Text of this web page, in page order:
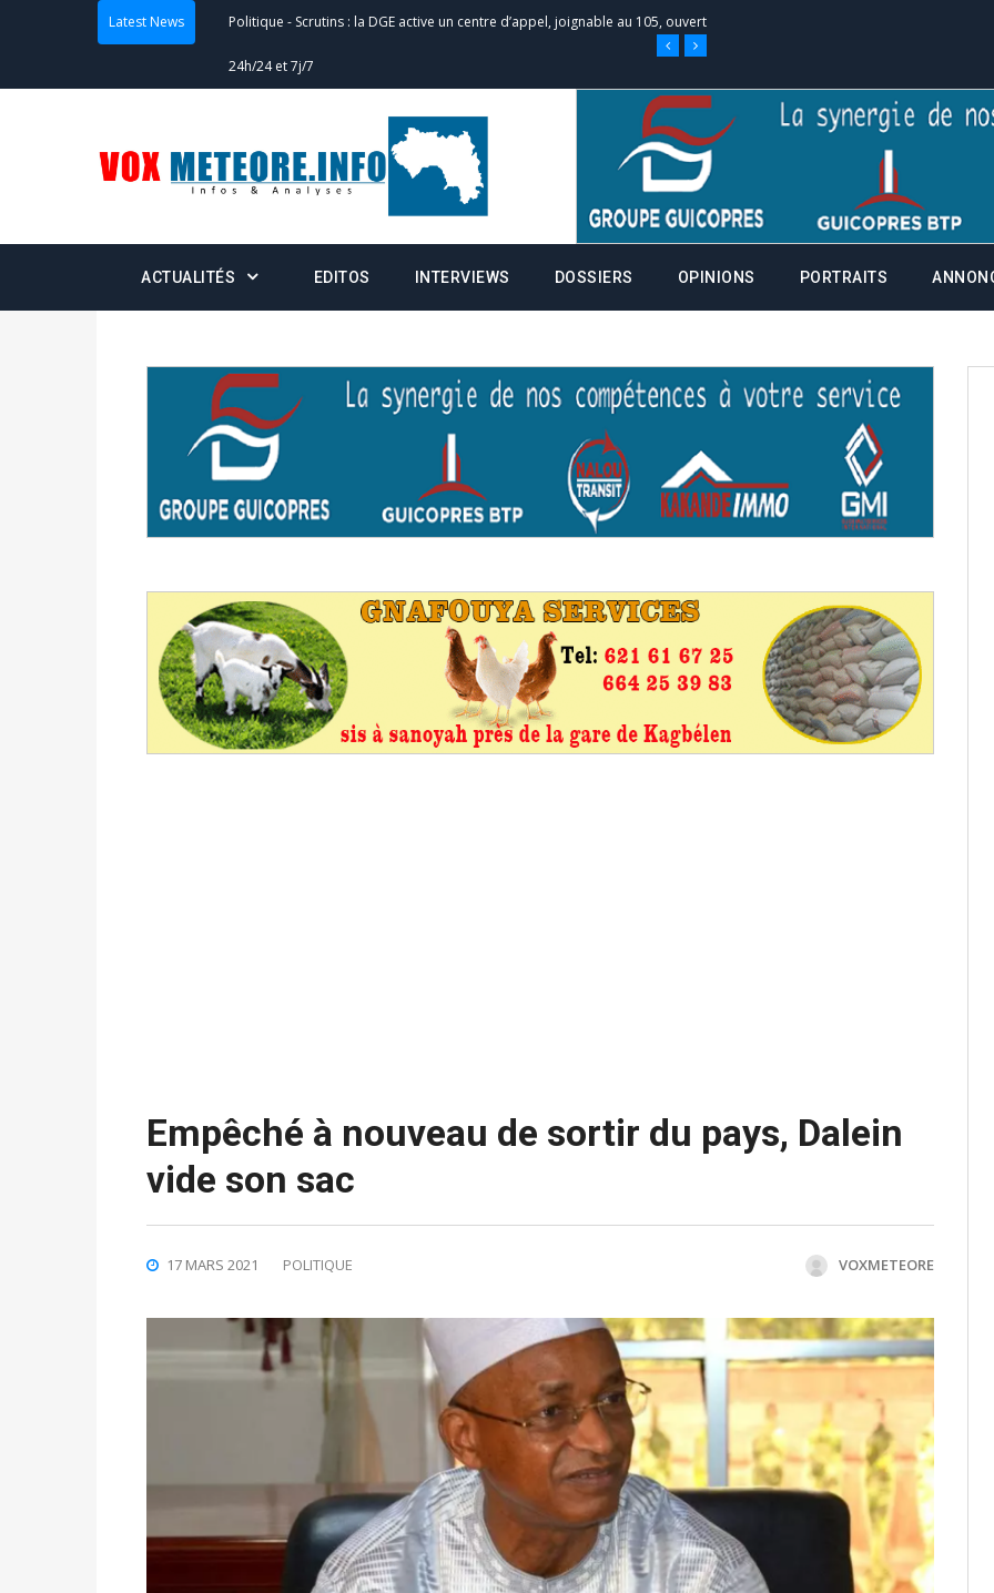
Latest News Politique - Scrutins : la DGE active un centre d’appel, joignable au 105, ouvert
24h/24 et 7j/7
Double scrutin du 31 mai : fin des campagnes ce jeudi 28 mai à
minuit
Actualités - Communiqué relatif à la délivrance de la fiche de procuration
Politique-Convocation des membres des Commissions Administratives de
Centralisation des Votes (CACV) à une prestation de serment et à une
Politique Candidats : désignez vos représentants aux CACV (centralisation
des votes) avant le 16 mai à 16h
Politique Double scrutin du 31 mai : retrait des cartes d’électeurs possible
du 16 au 31 mai 2026
avant le 16 mai 2026 à 16h
Politique-Proclamation des résultats globaux provisoires et des
statistiques des législatives et communales : ce 4 juin à 18h
Politique-Suite de la publication des résultats partiels des élections de mai
ACTUALITÉS EDITOS INTERVIEWS DOSSIERS OPINIONS PORTRAITS
Empêché à nouveau de sortir du pays, Dalein
vide son sac
17 MARS 2021 POLITIQUE VOXMETEORE